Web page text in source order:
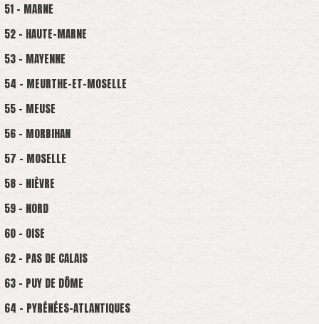
51 - MARNE
52 - HAUTE-MARNE
53 - MAYENNE
54 - MEURTHE-ET-MOSELLE
55 - MEUSE
56 - MORBIHAN
57 - MOSELLE
58 - NIÈVRE
59 - NORD
60 - OISE
62 - PAS DE CALAIS
63 - PUY DE DÔME
64 - PYRÉNÉES-ATLANTIQUES